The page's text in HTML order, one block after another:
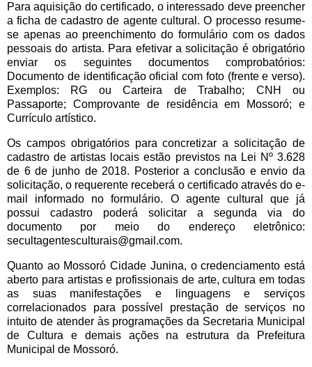
Para aquisição do certificado, o interessado deve preencher
a ficha de cadastro de agente cultural. O processo resume-
se apenas ao preenchimento do formulário com os dados
pessoais do artista. Para efetivar a solicitação é obrigatório
enviar os seguintes documentos comprobatórios:
Documento de identificação oficial com foto (frente e verso).
Exemplos: RG ou Carteira de Trabalho; CNH ou
Passaporte; Comprovante de residência em Mossoró; e
Currículo artístico.
Os campos obrigatórios para concretizar a solicitação de
cadastro de artistas locais estão previstos na Lei Nº 3.628
de 6 de junho de 2018. Posterior a conclusão e envio da
solicitação, o requerente receberá o certificado através do e-
mail informado no formulário. O agente cultural que já
possui cadastro poderá solicitar a segunda via do
documento por meio do endereço eletrônico:
secultagentesculturais@gmail.com.
Quanto ao Mossoró Cidade Junina, o credenciamento está
aberto para artistas e profissionais de arte, cultura em todas
as suas manifestações e linguagens e serviços
correlacionados para possível prestação de serviços no
intuito de atender às programações da Secretaria Municipal
de Cultura e demais ações na estrutura da Prefeitura
Municipal de Mossoró.